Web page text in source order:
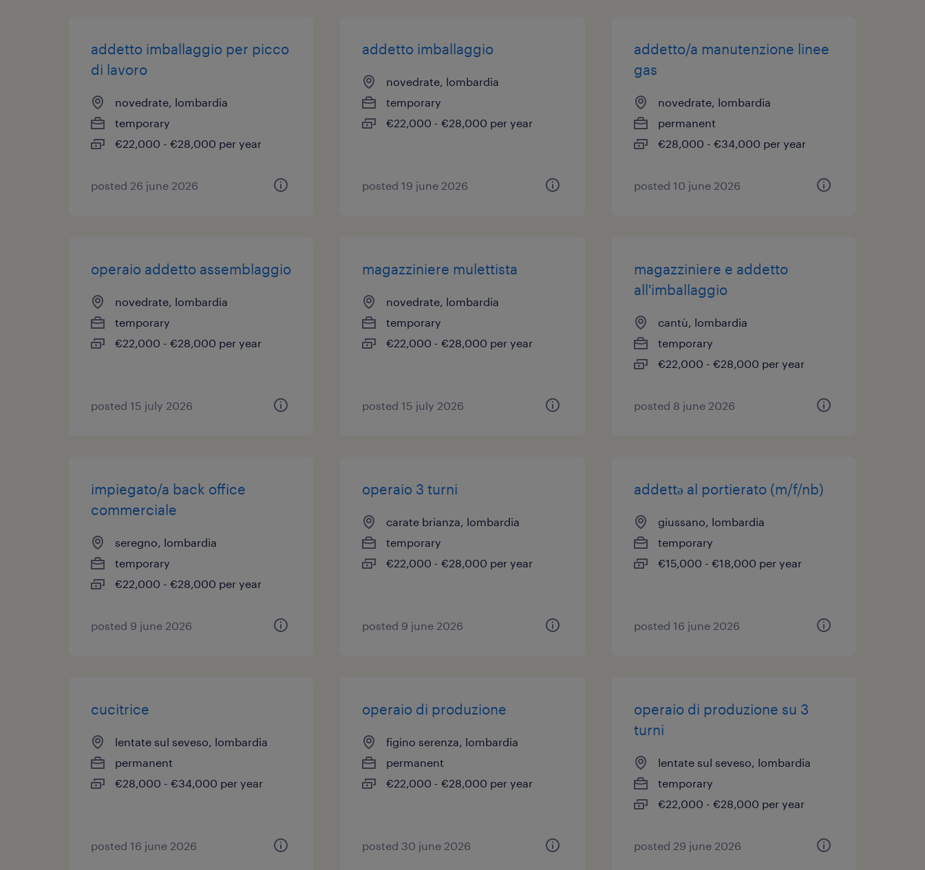
addetto imballaggio per picco
di lavoro
novedrate, lombardia
temporary
€22,000 - €28,000 per year
posted 26 june 2026
addetto imballaggio
novedrate, lombardia
temporary
€22,000 - €28,000 per year
posted 19 june 2026
addetto/a manutenzione linee
gas
novedrate, lombardia
permanent
€28,000 - €34,000 per year
posted 10 june 2026
operaio addetto assemblaggio
novedrate, lombardia
temporary
€22,000 - €28,000 per year
posted 15 july 2026
magazziniere mulettista
novedrate, lombardia
temporary
€22,000 - €28,000 per year
posted 15 july 2026
magazziniere e addetto
all'imballaggio
cantù, lombardia
temporary
€22,000 - €28,000 per year
posted 8 june 2026
impiegato/a back office
commerciale
seregno, lombardia
temporary
€22,000 - €28,000 per year
posted 9 june 2026
operaio 3 turni
carate brianza, lombardia
temporary
€22,000 - €28,000 per year
posted 9 june 2026
addettə al portierato (m/f/nb)
giussano, lombardia
temporary
€15,000 - €18,000 per year
posted 16 june 2026
cucitrice
lentate sul seveso, lombardia
permanent
€28,000 - €34,000 per year
posted 16 june 2026
operaio di produzione
figino serenza, lombardia
permanent
€22,000 - €28,000 per year
posted 30 june 2026
operaio di produzione su 3
turni
lentate sul seveso, lombardia
temporary
€22,000 - €28,000 per year
posted 29 june 2026